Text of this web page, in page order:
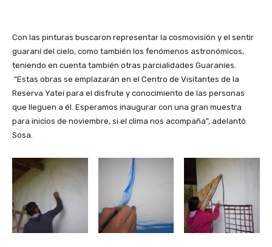
Con las pinturas buscaron representar la cosmovisión y el sentir
guaraní del cielo, como también los fenómenos astronómicos,
teniendo en cuenta también otras parcialidades Guaraníes.
“Estas obras se emplazarán en el Centro de Visitantes de la
Reserva Yateí para el disfrute y conocimiento de las personas
que lleguen a él. Esperamos inaugurar con una gran muestra
para inicios de noviembre, si el clima nos acompaña”, adelantó
Sosa.